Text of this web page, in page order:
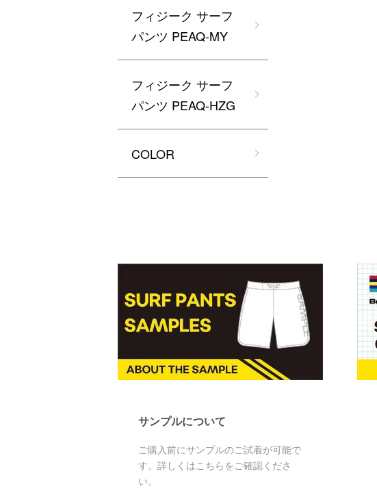
フィジーク サーフ
パンツ PEAQ-MY
フィジーク サーフ
パンツ PEAQ-HZG
COLOR
サンプルについて
ご購入前にサンプルのご試着が可能で
す。詳しくはこちらをご確認くださ
い。